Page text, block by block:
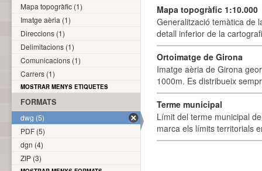
Mapa topogràfic 1:10.000
Generalització temàtica de
detall inferior de la
Ortoimatge de Girona
Imatge aèria de Girona
1000m. Es distribueix
Terme municipal
Límit del terme municipal
marca els límits territorials
Mapa topogràfic (1)
Imatge aèria (1)
Direccions (1)
Delimitacions (1)
Comunicacions (1)
Carrers (1)
MOSTRAR MENYS ETIQUETES
FORMATS
dwg (5)
PDF (5)
dgn (4)
ZIP (3)